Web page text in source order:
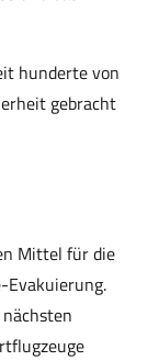
hunderte von
gebracht
Mittel für die
Evakuierung.